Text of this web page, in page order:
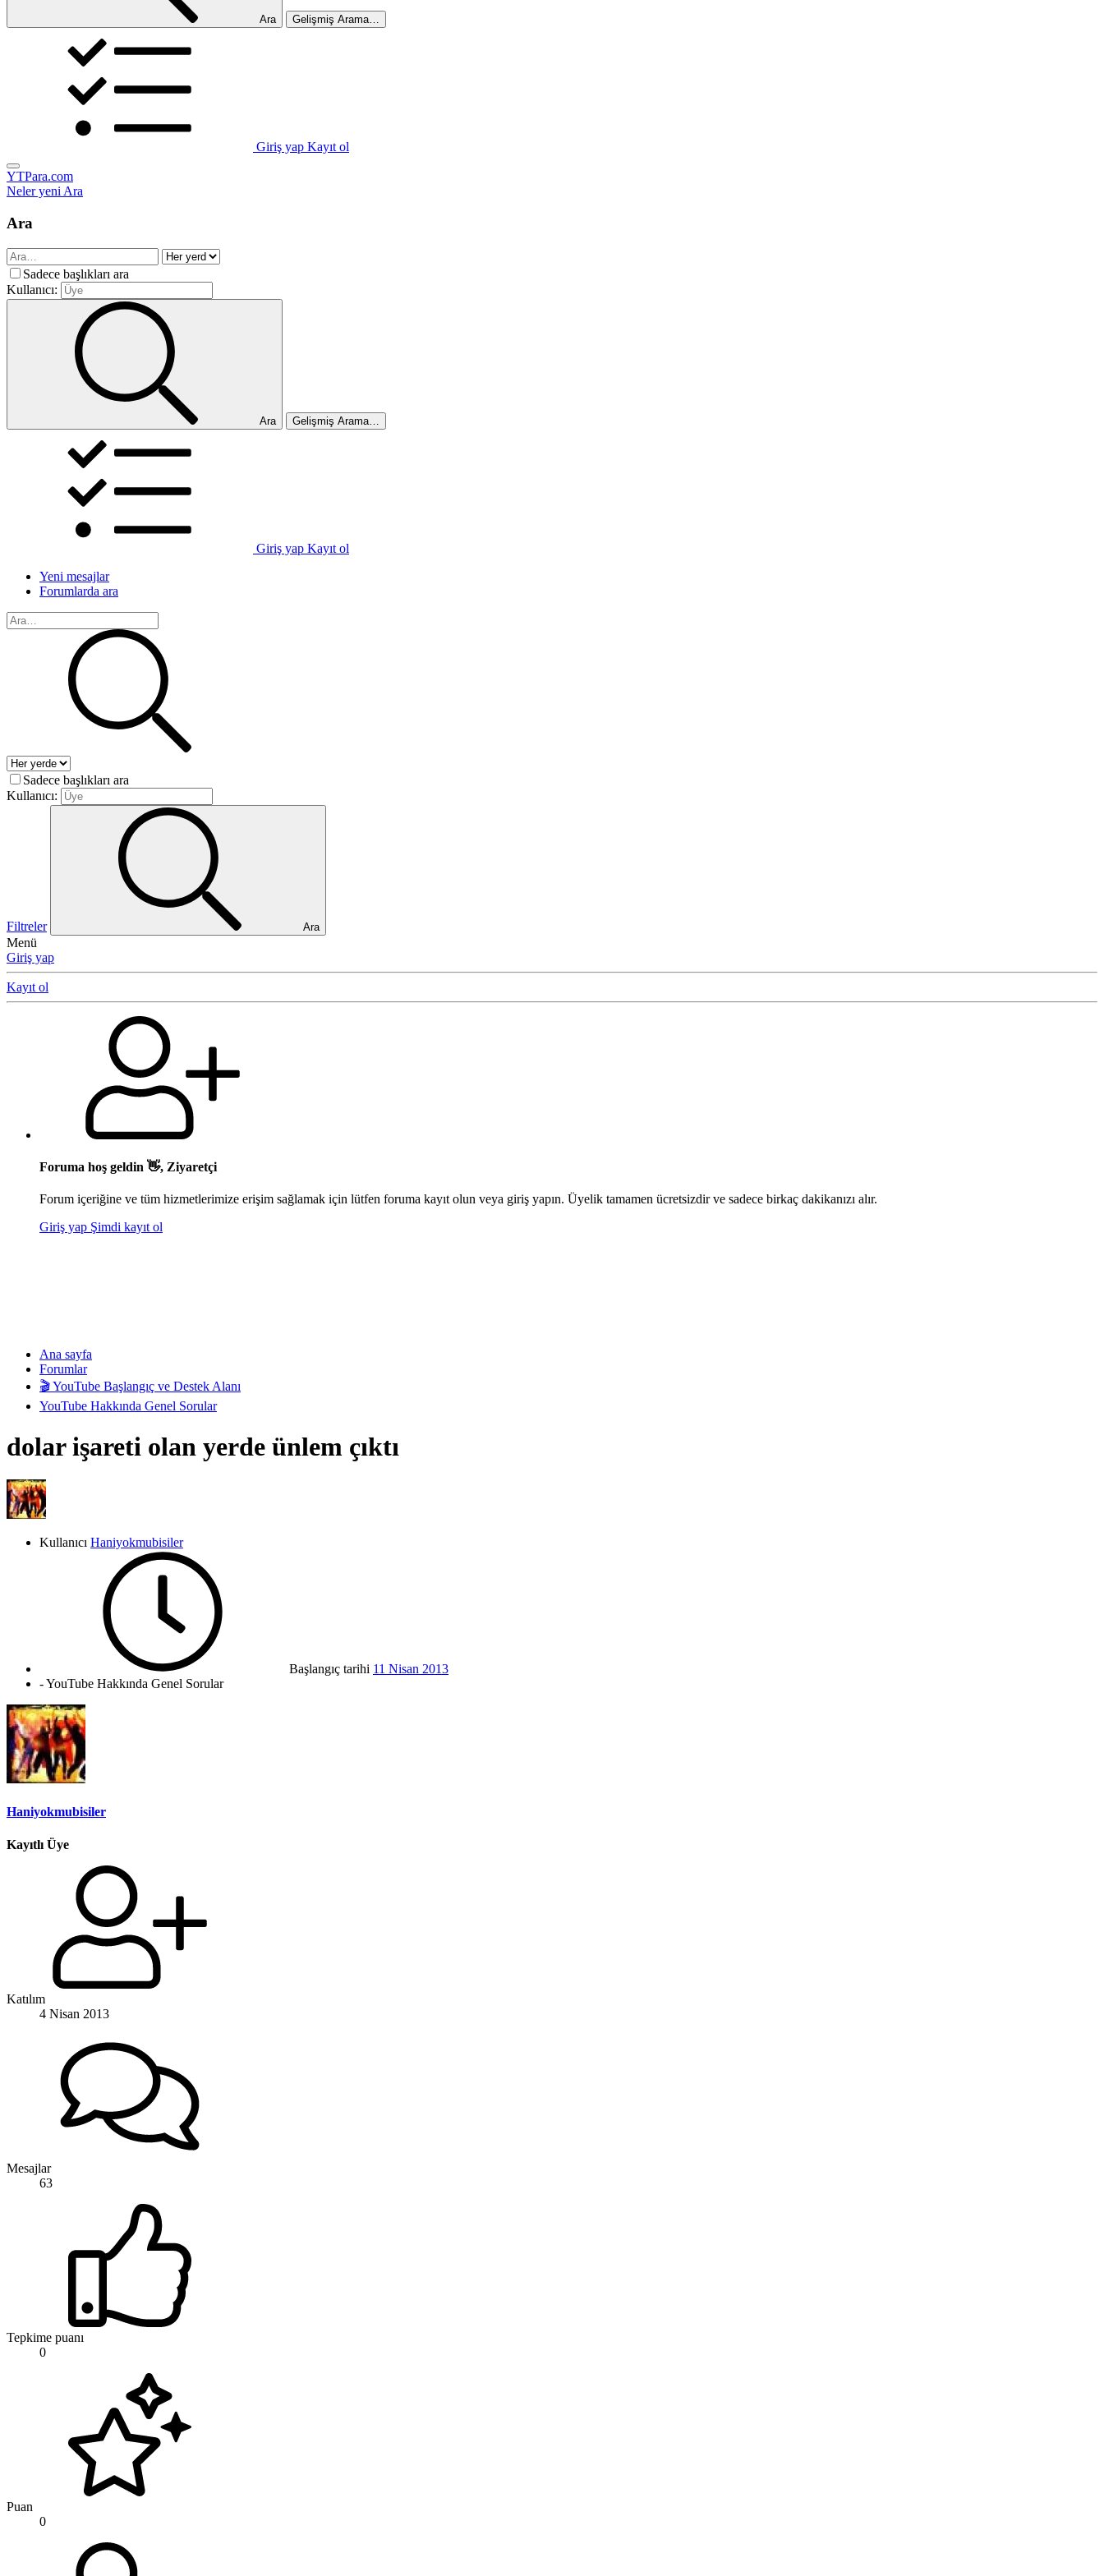
Ara Gelişmiş Arama…
Giriş yap Kayıt ol
YTPara.com
Neler yeniAra
Ara
Sadece başlıkları ara
Kullanıcı:
Ara Gelişmiş Arama…
Giriş yap Kayıt ol
Yeni mesajlar
Forumlarda ara
Sadece başlıkları ara
Kullanıcı:
Filtreler Ara
Menü
Giriş yap
Kayıt ol
Foruma hoş geldin 👋, Ziyaretçi
Forum içeriğine ve tüm hizmetlerimize erişim sağlamak için lütfen foruma kayıt olun veya giriş yapın. Üyelik tamamen ücretsizdir ve sadece birkaç dakikanızı alır.
Giriş yap Şimdi kayıt ol
Ana sayfa
Forumlar
🎬 YouTube Başlangıç ve Destek Alanı
YouTube Hakkında Genel Sorular
dolar işareti olan yerde ünlem çıktı
Kullanıcı Haniyokmubisiler
Başlangıç tarihi 11 Nisan 2013
- YouTube Hakkında Genel Sorular
Haniyokmubisiler
Kayıtlı Üye
Katılım
4 Nisan 2013
Mesajlar
63
Tepkime puanı
0
Puan
0